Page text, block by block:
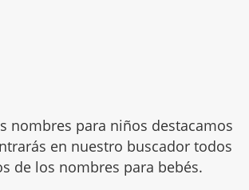
nombres para niños destacamos
en nuestro buscador todos
de los nombres para bebés.